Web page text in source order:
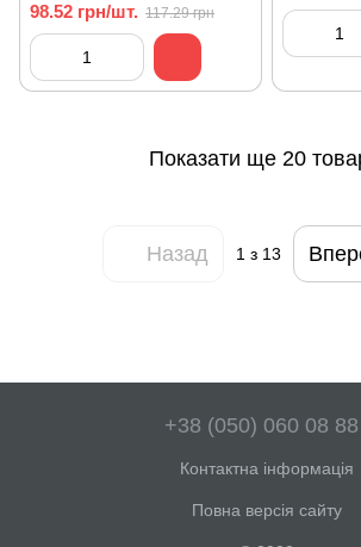
98.52 грн/шт. 117.29 грн
Показати ще 20
Назад 1 з 13
+38 (050) 060 08 88
Контактна інформація
Повна версія сайту